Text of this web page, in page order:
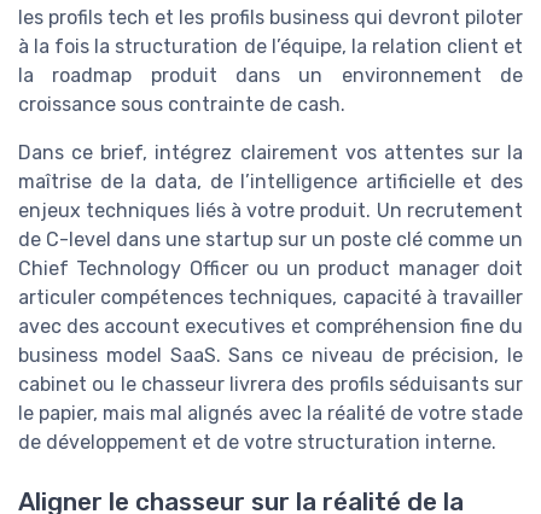
les profils tech et les profils business qui devront piloter
à la fois la structuration de l’équipe, la relation client et
la roadmap produit dans un environnement de
croissance sous contrainte de cash.
Dans ce brief, intégrez clairement vos attentes sur la
maîtrise de la data, de l’intelligence artificielle et des
enjeux techniques liés à votre produit. Un recrutement
de C-level dans une startup sur un poste clé comme un
Chief Technology Officer ou un product manager doit
articuler compétences techniques, capacité à travailler
avec des account executives et compréhension fine du
business model SaaS. Sans ce niveau de précision, le
cabinet ou le chasseur livrera des profils séduisants sur
le papier, mais mal alignés avec la réalité de votre stade
de développement et de votre structuration interne.
Aligner le chasseur sur la réalité de la